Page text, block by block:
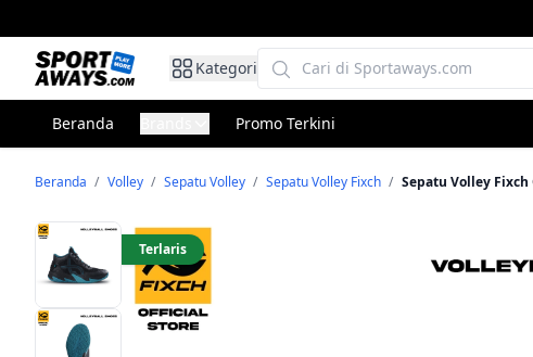
Kategori
Beranda Promo Terkini
Beranda / Volley / Sepatu Volley / Sepatu Volley Fixch / Sepatu Volley
Terlaris